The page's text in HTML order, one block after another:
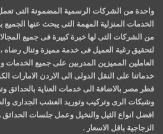
واحدة من الشركات الرسمية المضمونة التى
الخدمات المنزلية المهمة التى يبحث عنها الجميع
من الشركات التى لها خبرة كبيرة فى جميع
لتحقيق رغبة العميل فى خدمة مميزة وتنال رضاه
العاملين المميزين المدربين على جميع الخدمات
خدماتنا على النقل الدولى الى الاردن الامارات
قطر مصر بالاضافة الى خدمات العناية بالحدائق
وشبكات الرى وتركيب وتوريد العشب الجدارى
افضل انواع الثيل والنخيل وعمل جلسات
الزجاجية باقل الاسعار .